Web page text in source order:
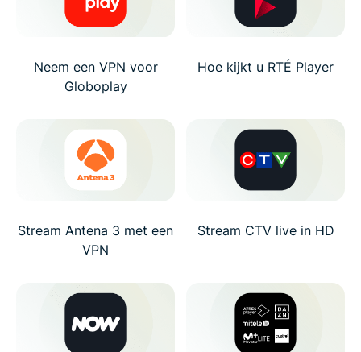
Neem een VPN voor
Globoplay
Hoe kijkt u RTÉ Player
Stream Antena 3 met een
VPN
Stream CTV live in HD